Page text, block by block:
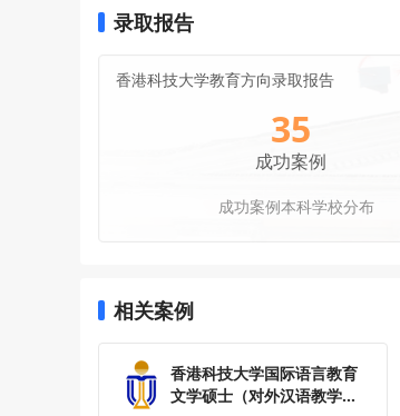
录取报告
香港科技大学教育方向录取报告
35
成功案例
成功案例本科学校分布
相关案例
香港科技大学国际语言教育
文学硕士（对外汉语教学）